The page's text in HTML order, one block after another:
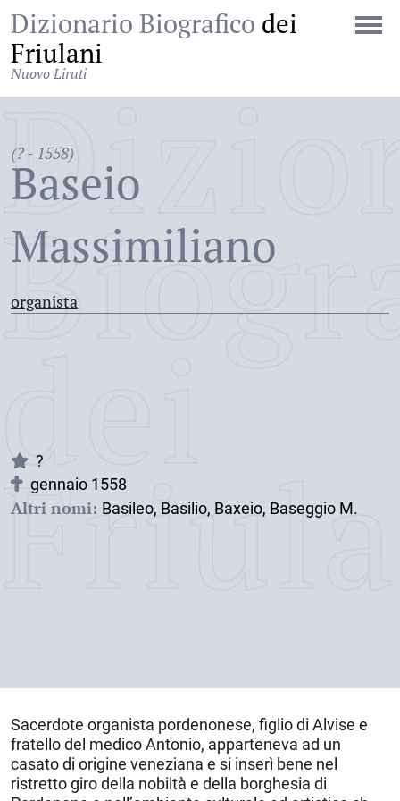
Dizionario Biografico dei
Friulani
Nuovo Liruti
(? - 1558)
Baseio
Massimiliano
organista
dei
?
gennaio 1558
Altri nomi: Basileo, Basilio, Baxeio, Baseggio M.
Sacerdote organista pordenonese, figlio di Alvise e
fratello del medico Antonio, apparteneva ad un
casato di origine veneziana e si inserì bene nel
ristretto giro della nobiltà e della borghesia di